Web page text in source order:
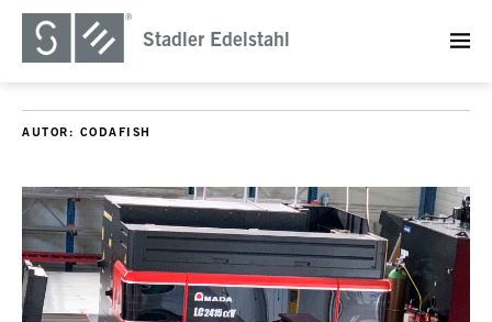
Stadler Edelstahl
AUTOR: CODAFISH